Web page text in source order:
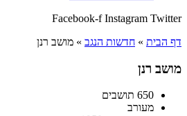
Facebook-f Instagram Twitter
דף הבית » חדשות הנגב » מושב רנן
מושב רנן
650 תושבים
מעורב